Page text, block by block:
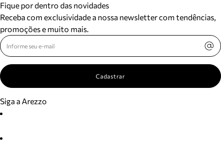
Fique por dentro das novidades
Receba com exclusividade a nossa newsletter com tendências,
promoções e muito mais.
Cadastrar
Siga a Arezzo